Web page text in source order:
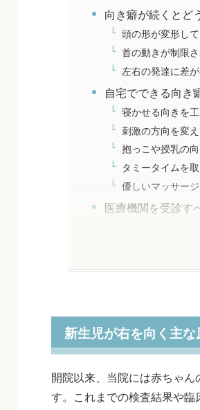
向き癖が続くとど
頭の形が変形し
首の動きが制限
左右の発達に差
自宅でできる向き
寝かせる向きを
刺激の方向を変
抱っこや授乳の
タミータイムを
優しいマッサー
医療機関を受診す
新生児が右を向く主な
開院以来、当院には赤ちゃ
す。これまでの検査結果や臨